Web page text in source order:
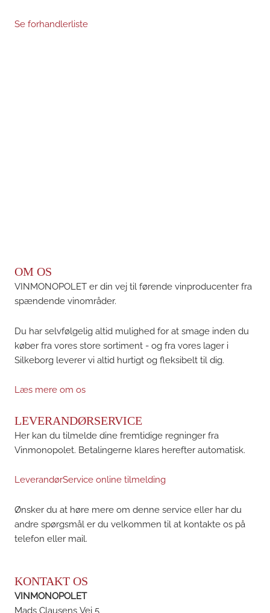
Se forhandlerliste
OM OS
VINMONOPOLET er din vej til førende vinproducenter fra
spændende vinområder.
Du har selvfølgelig altid mulighed for at smage inden du
køber fra vores store sortiment - og fra vores lager i
Silkeborg leverer vi altid hurtigt og fleksibelt til dig.
Læs mere om os
LEVERANDØRSERVICE
Her kan du tilmelde dine fremtidige regninger fra
Vinmonopolet. Betalingerne klares herefter automatisk.
LeverandørService online tilmelding
Ønsker du at høre mere om denne service eller har du
andre spørgsmål er du velkommen til at kontakte os på
telefon eller mail.
KONTAKT OS
VINMONOPOLET
Mads Clausens Vej 5,